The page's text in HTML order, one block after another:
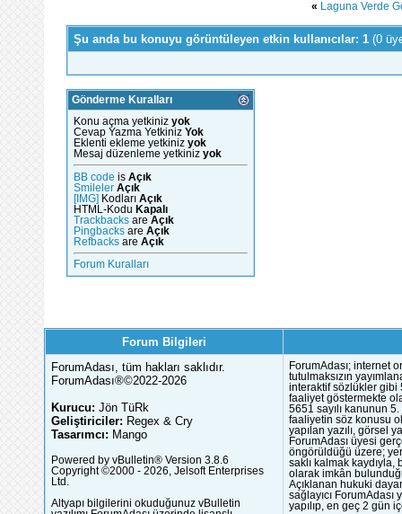
« Laguna Verde
Şu anda bu konuyu görüntüleyen etkin kullanıcılar: 1 (0
Gönderme Kuralları
Konu açma yetkiniz yok
Cevap Yazma Yetkiniz Yok
Eklenti ekleme yetkiniz yok
Mesaj düzenleme yetkiniz yok
BB code is Açık
Smileler Açık
[IMG] Kodları Açık
HTML-Kodu Kapalı
Trackbacks are Açık
Pingbacks are Açık
Refbacks are Açık
Forum Kuralları
Forum Bilgileri
ForumAdası, tüm hakları saklıdır.
ForumAdası®©2022-2026
Kurucu: Jön TüRk
Geliştiriciler: Regex & Cry
Tasarımcı: Mango
Powered by vBulletin® Version 3.8.6
Copyright ©2000 - 2026, Jelsoft Enterprises
Ltd.
Altyapı bilgilerini okuduğunuz vBulletin
ForumAdası; internet
tutulmaksızın
interaktif sözlükler gibi
faaliyet göstermekte
5651 sayılı kanunun
faaliyetin söz konusu
yapılan yazılı, görsel
ForumAdası üyesi
öngörüldüğü üzere;
saklı kalmak
olarak imkân
Açıklanan hukuki
sağlayıcı
yapılıp, en geç 2 gün